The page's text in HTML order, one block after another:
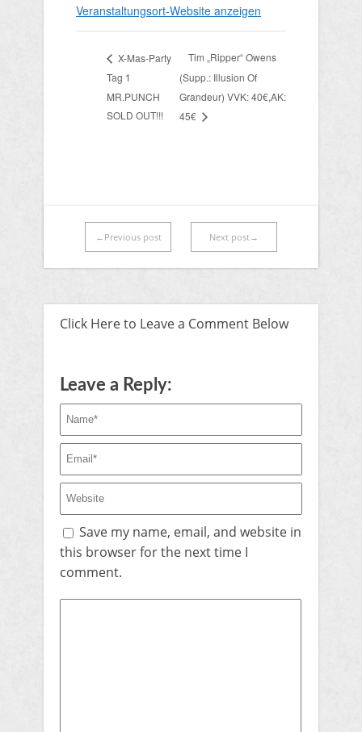
Veranstaltungsort-Website anzeigen
X-Mas-Party
Tag 1
MR.PUNCH
SOLD OUT!!!
Tim „Ripper“ Owens
(Supp.: Illusion Of
Grandeur) VVK: 40€,AK:
45€
←Previous post Next post→
Click Here to Leave a Comment Below
Leave a Reply:
Save my name, email, and website in
this browser for the next time I
comment.